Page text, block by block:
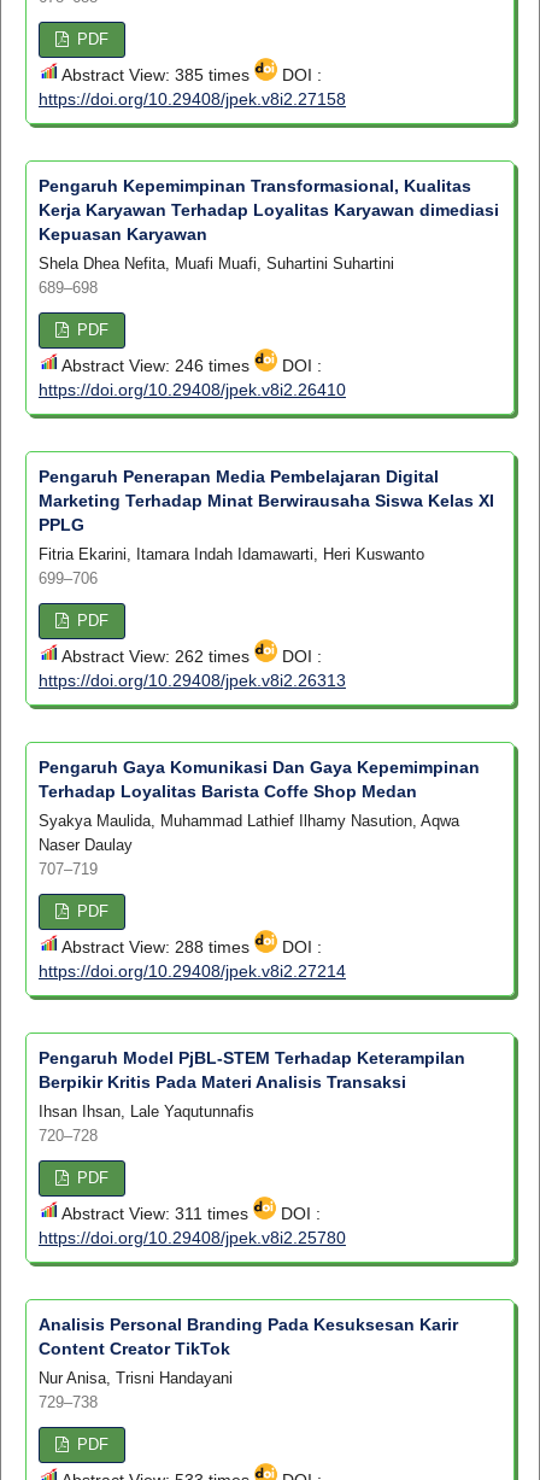
PDF
Abstract View: 385 times
DOI :
https://doi.org/10.29408/jpek.v8i2.27158
Pengaruh Kepemimpinan Transformasional, Kualitas
Kerja Karyawan Terhadap Loyalitas Karyawan dimediasi
Kepuasan Karyawan
Shela Dhea Nefita, Muafi Muafi, Suhartini Suhartini
689–698
PDF
Abstract View: 246 times
DOI :
https://doi.org/10.29408/jpek.v8i2.26410
Pengaruh Penerapan Media Pembelajaran Digital
Marketing Terhadap Minat Berwirausaha Siswa Kelas XI
PPLG
Fitria Ekarini, Itamara Indah Idamawarti, Heri Kuswanto
699–706
PDF
Abstract View: 262 times
DOI :
https://doi.org/10.29408/jpek.v8i2.26313
Pengaruh Gaya Komunikasi Dan Gaya Kepemimpinan
Terhadap Loyalitas Barista Coffe Shop Medan
Syakya Maulida, Muhammad Lathief Ilhamy Nasution, Aqwa
Naser Daulay
707–719
PDF
Abstract View: 288 times
DOI :
https://doi.org/10.29408/jpek.v8i2.27214
Pengaruh Model PjBL-STEM Terhadap Keterampilan
Berpikir Kritis Pada Materi Analisis Transaksi
Ihsan Ihsan, Lale Yaqutunnafis
720–728
PDF
Abstract View: 311 times
DOI :
https://doi.org/10.29408/jpek.v8i2.25780
Analisis Personal Branding Pada Kesuksesan Karir
Content Creator TikTok
Nur Anisa, Trisni Handayani
729–738
PDF